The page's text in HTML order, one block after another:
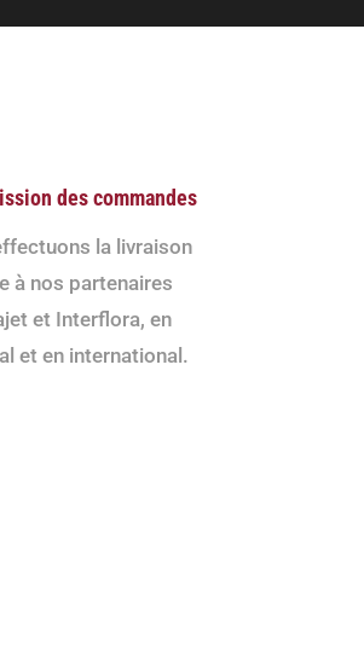
des commandes
la livraison
à nos partenaires
et Interflora, en
et en international.